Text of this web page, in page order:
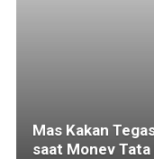
Mas Kakan
saat Monev Tata